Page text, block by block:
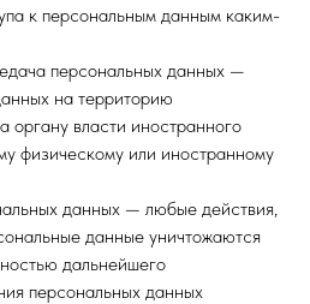
к персональным данным каким-
персональных данных —
на территорию
органу власти иностранного
физическому или иностранному
данных — любые действия,
данные уничтожаются
дальнейшего
персональных данных